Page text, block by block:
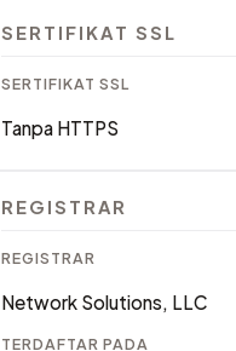
SERTIFIKAT SSL
SERTIFIKAT SSL
Tanpa HTTPS
REGISTRAR
REGISTRAR
Network Solutions, LLC
TERDAFTAR PADA